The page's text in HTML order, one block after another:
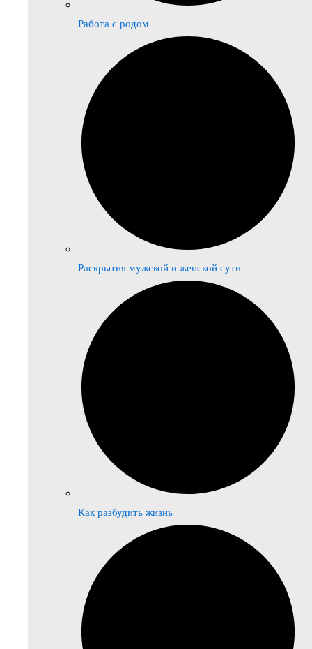
Работа с родом
Раскрытия мужской и женской сути
Как разбудить жизнь